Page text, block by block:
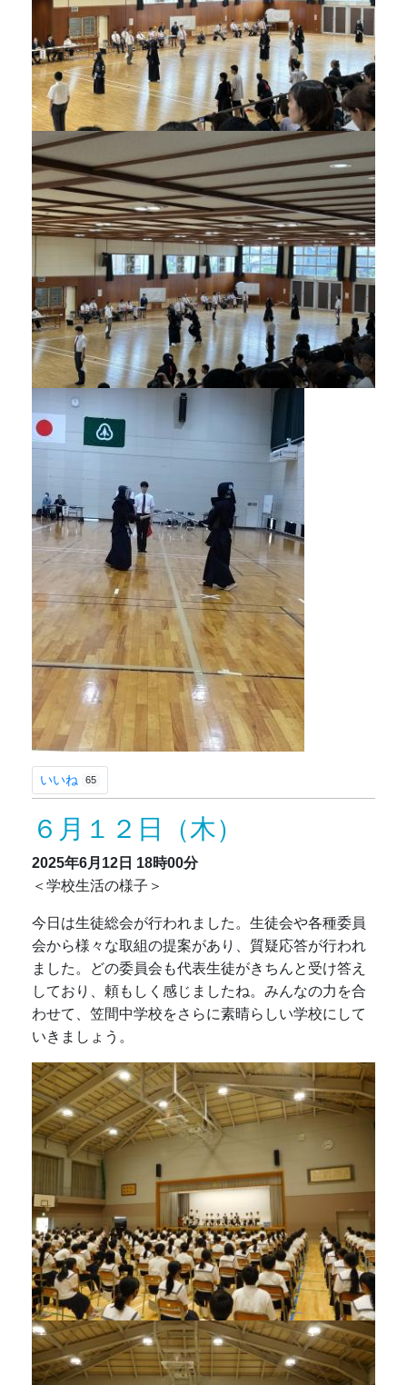
いいね 65
６月１２日（木）
2025年6月12日 18時00分
＜学校生活の様子＞
今日は生徒総会が行われました。生徒会や各種委員
会から様々な取組の提案があり、質疑応答が行われ
ました。どの委員会も代表生徒がきちんと受け答え
しており、頼もしく感じましたね。みんなの力を合
わせて、笠間中学校をさらに素晴らしい学校にして
いきましょう。